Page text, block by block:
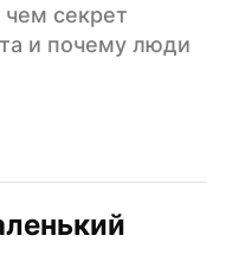
секрет
и почему люди